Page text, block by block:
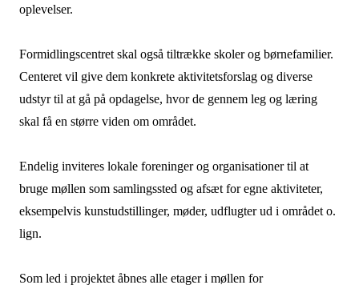
oplevelser.
Formidlingscentret skal også tiltrække skoler og børnefamilier.
Centeret vil give dem konkrete aktivitetsforslag og diverse
udstyr til at gå på opdagelse, hvor de gennem leg og læring
skal få en større viden om området.
Endelig inviteres lokale foreninger og organisationer til at
bruge møllen som samlingssted og afsæt for egne aktiviteter,
eksempelvis kunstudstillinger, møder, udflugter ud i området o.
lign.
Som led i projektet åbnes alle etager i møllen for